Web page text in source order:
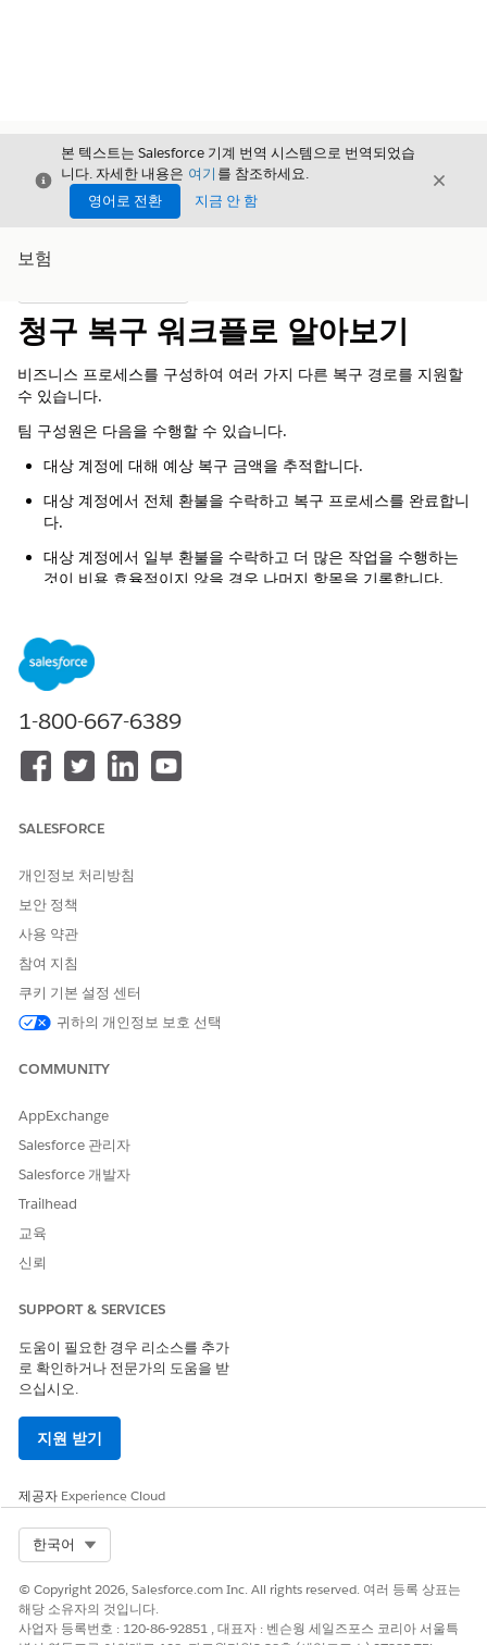
닫기
본 텍스트는 Salesforce 기계 번역 시스템으로 번역되었습
니다. 자세한 내용은 여기 를 참조하세요.
영어로 전환
지금 안 함
닫기
보험
청구 복구 워크플로 알아보기
비즈니스 프로세스를 구성하여 여러 가지 다른 복구 경로를 지원할
수 있습니다.
팀 구성원은 다음을 수행할 수 있습니다.
대상 계정에 대해 예상 복구 금액을 추적합니다.
대상 계정에서 전체 환불을 수락하고 복구 프로세스를 완료합니
다.
대상 계정에서 일부 환불을 수락하고 더 많은 작업을 수행하는
것이 비용 효율적이지 않을 경우 나머지 항목을 기록합니다.
는 법적 조치를 통해 추가 금액을 추구합니다.
각 청구 복구 레코드의 상태에 수락된 복구, 추가 작업으로 수락됨
또는 복구 해지됨 등 해당 복구 시도의 현재 상태가 반영됩니다.
예: 청구 에이전트는 손실에 대해 타사에 대해 $10,000의 복구 금
액을 청구합니다. 일련의 복구 및 추가 조치 후 에이전트는 $9,000
의 환불을 수락하고 나머지 $1,000을 기록합니다.
락 금액이 저장되며, 청구의 재무 요약 차트에 시간에 따라 추구 및
추구 $10,000
$6,000 수신
추가 $4,000 추구
1-800-667-6389
SALESFORCE
개인정보 처리방침
보안 정책
사용 약관
참여 지침
쿠키 기본 설정 센터
귀하의 개인정보 보호 선택
COMMUNITY
AppExchange
Salesforce 관리자
Salesforce 개발자
Trailhead
교육
신뢰
SUPPORT & SERVICES
도움이 필요한 경우 리소스를 추가
로 확인하거나 전문가의 도움을 받
으십시오.
지원 받기
제공자 Experience Cloud
한국어
© Copyright 2026, Salesforce.com Inc. All rights reserved. 여러 등록 상표는
해당 소유자의 것입니다.
사업자 등록번호 : 120-86-92851 , 대표자 : 벤슨웡 세일즈포스 코리아 서울특